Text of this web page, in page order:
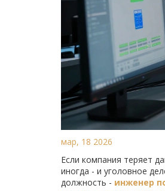
мар, 18 2026
Если компания теряет
иногда - и уголовное
должность - инженер